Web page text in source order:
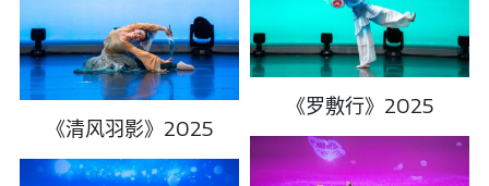
《清风羽影》2025
《罗敷行》2025